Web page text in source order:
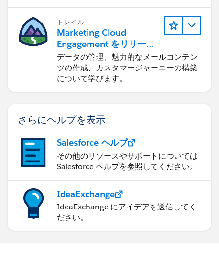
トレイル
Marketing Cloud
Engagement をリリース
する
データの管理、魅力的なメールコンテン
ツの作成、カスタマージャーニーの構築
について学びます。
さらにヘルプを表示
Salesforce ヘルプ
その他のリソースやサポートについては
Salesforce ヘルプを参照してください。
IdeaExchange
IdeaExchange にアイデアを送信してく
ださい。